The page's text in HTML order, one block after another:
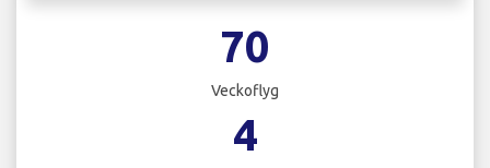
70
Veckoflyg
4